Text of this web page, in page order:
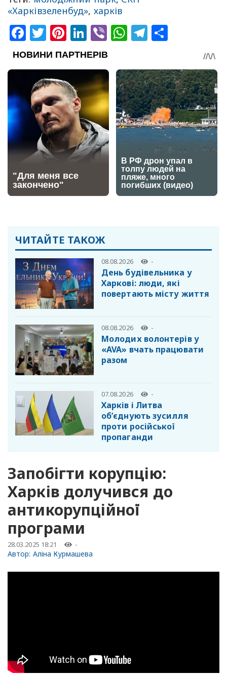
«Харківзеленбуд», харків
Facebook
Twitter
Pinterest
LinkedIn
ViberWhatsApp
Telegram
ЧИТАЙТЕ ТАКОЖ
08.08.2026 -
День будівельника у
Харкові: люди, які
повертають місту життя
08.08.2026 -
Молодих волонтерів у
«AVA» вчать працювати
разом
07.08.2026 -
Харків і Литва
об’єднують зусилля
проти російської
пропаганди
Запобігти корупцію:
Харків долучився до
антикорупційної
програми
28.03.2025 18:21 -
Автор: Аліна Курмашева